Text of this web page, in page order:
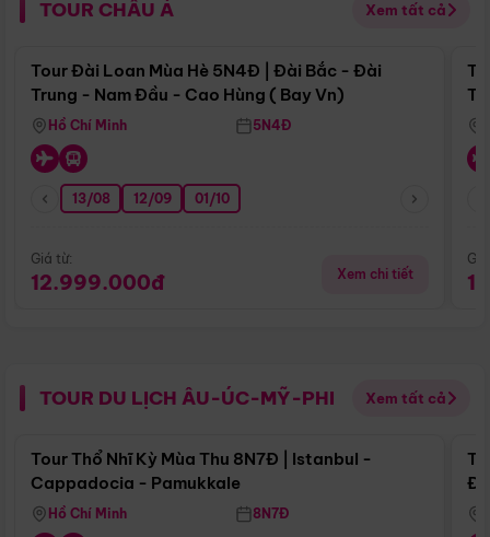
TOUR CHÂU Á Xem tất cả
Điểm nổi bật
Tour Đài Loan Mùa Hè 5N4Đ | Đài Bắc - Đài
Trung - Nam Đầu - Cao Hùng ( Bay Vn)
Hồ Chí Minh 5N4Đ
13/08 12/09 01/10
Giá từ:
12.999.000đ Xem chi tiết
TOUR DU LỊCH ÂU-ÚC-MỸ-PHI Xem tất cả
Điểm nổi bật
Tour Thổ Nhĩ Kỳ Mùa Thu 8N7Đ | Istanbul -
Cappadocia - Pamukkale
Hồ Chí Minh 8N7Đ